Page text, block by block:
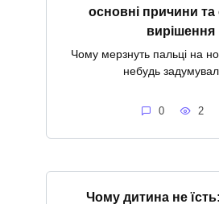
основні причини
вирішення
Чому мерзнуть пальці на
небудь
0 2
Чому дитина не